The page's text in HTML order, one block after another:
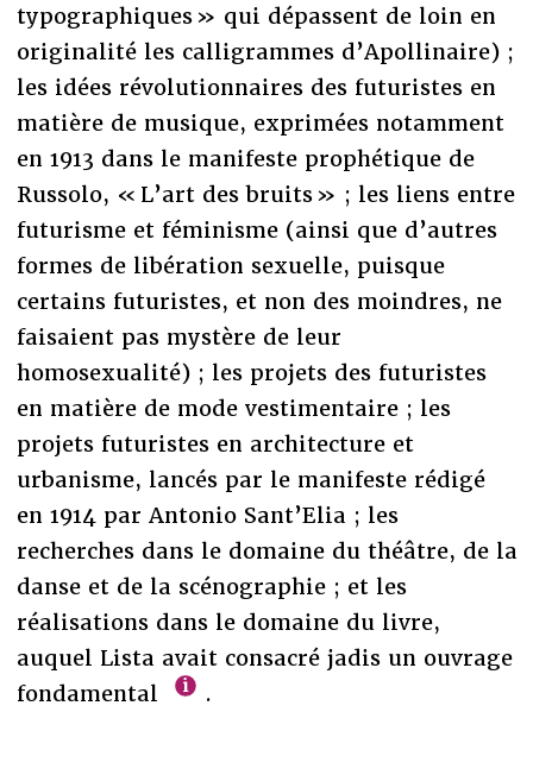
typographiques » qui dépassent de loin en
originalité les calligrammes d’Apollinaire) ;
les idées révolutionnaires des futuristes en
matière de musique, exprimées notamment
en 1913 dans le manifeste prophétique de
Russolo, « L’art des bruits » ; les liens entre
futurisme et féminisme (ainsi que d’autres
formes de libération sexuelle, puisque
certains futuristes, et non des moindres, ne
faisaient pas mystère de leur
homosexualité) ; les projets des futuristes
en matière de mode vestimentaire ; les
projets futuristes en architecture et
urbanisme, lancés par le manifeste rédigé
en 1914 par Antonio Sant’Elia ; les
recherches dans le domaine du théâtre, de la
danse et de la scénographie ; et les
réalisations dans le domaine du livre,
auquel Lista avait consacré jadis un ouvrage
fondamental
.